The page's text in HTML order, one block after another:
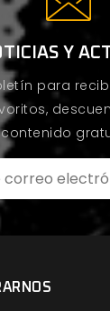
Y
para
contenido